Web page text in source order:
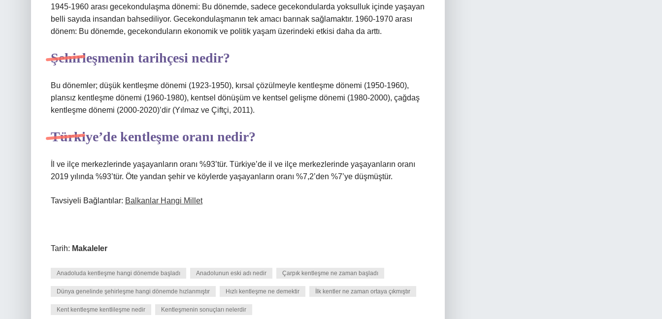
1945-1960 arası gecekondulaşma dönemi: Bu dönemde, sadece gecekondularda yoksulluk içinde yaşayan
belli sayıda insandan bahsediliyor. Gecekondulaşmanın tek amacı barınak sağlamaktır. 1960-1970 arası
dönem: Bu dönemde, gecekonduların ekonomik ve politik yaşam üzerindeki etkisi daha da arttı.
Şehirleşmenin tarihçesi nedir?
Bu dönemler; düşük kentleşme dönemi (1923-1950), kırsal çözülmeyle kentleşme dönemi (1950-1960),
plansız kentleşme dönemi (1960-1980), kentsel dönüşüm ve kentsel gelişme dönemi (1980-2000), çağdaş
kentleşme dönemi (2000-2020)’dir (Yılmaz ve Çiftçi, 2011).
Türkiye’de kentleşme oranı nedir?
İl ve ilçe merkezlerinde yaşayanların oranı %93’tür. Türkiye’de il ve ilçe merkezlerinde yaşayanların oranı
2019 yılında %93’tür. Öte yandan şehir ve köylerde yaşayanların oranı %7,2’den %7’ye düşmüştür.
Tavsiyeli Bağlantılar: Balkanlar Hangi Millet
Tarih: Makaleler
Anadoluda kentleşme hangi dönemde başladı Anadolunun eski adı nedir Çarpık kentleşme ne zaman başladı
Dünya genelinde şehirleşme hangi dönemde hızlanmıştır Hızlı kentleşme ne demektir İlk kentler ne zaman ortaya çıkmıştır
Kent kentleşme kentlileşme nedir Kentleşmenin sonuçları nelerdir